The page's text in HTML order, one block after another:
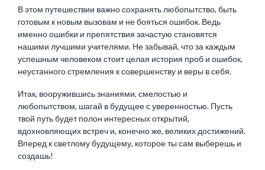
В этом путешествии важно сохранять любопытство, быть
готовым к новым вызовам и не бояться ошибок. Ведь
именно ошибки и препятствия зачастую становятся
нашими лучшими учителями. Не забывай, что за каждым
успешным человеком стоит целая история проб и ошибок,
неустанного стремления к совершенству и веры в себя.
Итак, вооружившись знаниями, смелостью и
любопытством, шагай в будущее с уверенностью. Пусть
твой путь будет полон интересных открытий,
вдохновляющих встреч и, конечно же, великих достижений.
Вперед к светлому будущему, которое ты сам выберешь и
создашь!